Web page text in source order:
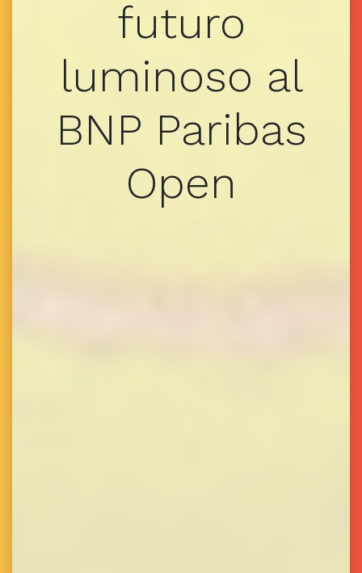
futuro
luminoso al
BNP Paribas
Open